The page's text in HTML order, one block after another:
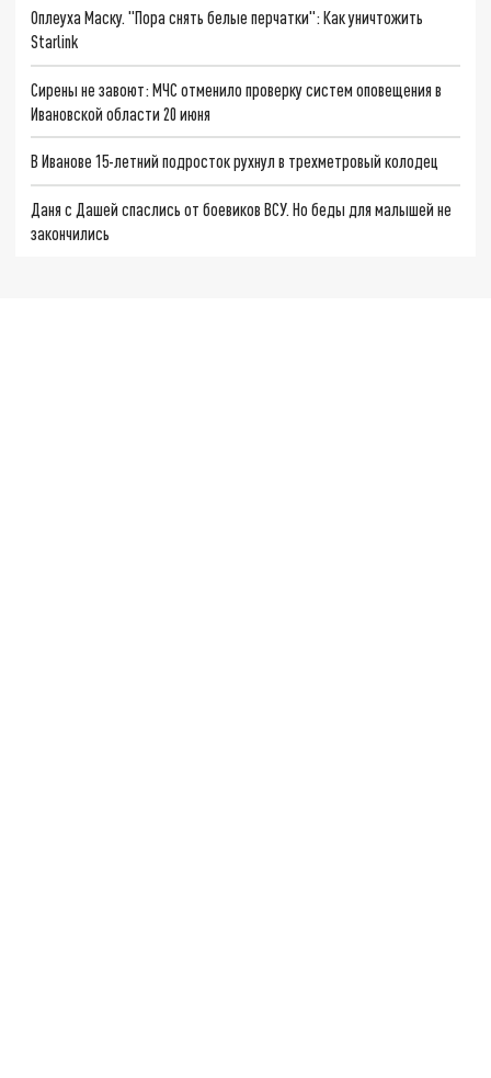
Оплеуха Маску. "Пора снять белые перчатки": Как уничтожить
Starlink
Сирены не завоют: МЧС отменило проверку систем оповещения в
Ивановской области 20 июня
В Иванове 15-летний подросток рухнул в трехметровый колодец
Даня с Дашей спаслись от боевиков ВСУ. Но беды для малышей не
закончились